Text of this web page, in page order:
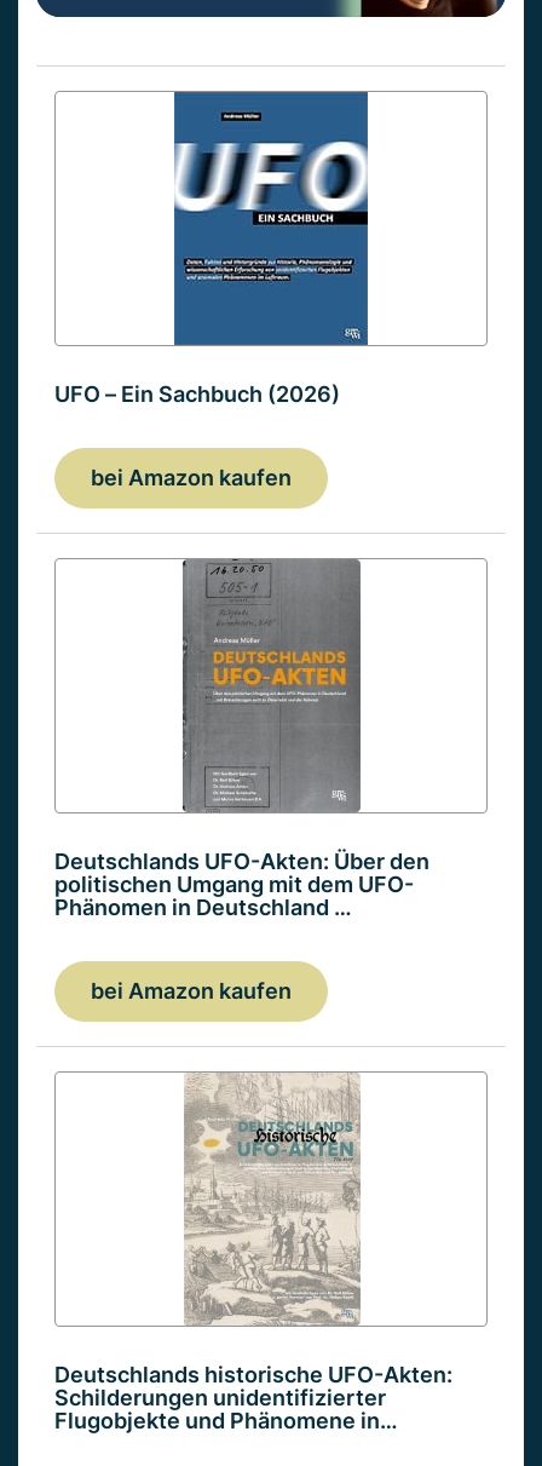
UFO – Ein Sachbuch (2026)
bei Amazon kaufen
Deutschlands UFO-Akten: Über den
politischen Umgang mit dem UFO-
Phänomen in Deutschland …
bei Amazon kaufen
Deutschlands historische UFO-Akten:
Schilderungen unidentifizierter
Flugobjekte und Phänomene in…